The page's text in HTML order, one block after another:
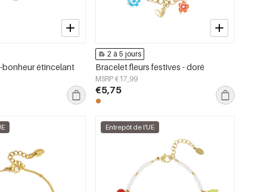
étincelant
2 à 5 jours
Bracelet fleurs festives - doré
MSRP €17,99
€5,75
Entrepôt de l'UE